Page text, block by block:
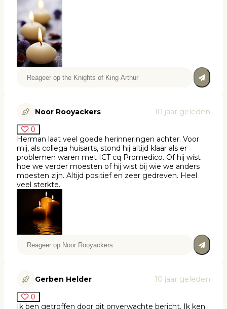
Noor Rooyackers 10 jaar geleden
0
Herman laat veel goede herinneringen achter. Voor
mij, als collega huisarts, stond hij altijd klaar als er
problemen waren met ICT cq Promedico. Of hij wist
hoe we verder moesten of hij wist bij wie we anders
moesten zijn. Altijd positief en zeer gedreven. Heel
veel sterkte.
Gerben Helder 10 jaar geleden
0
Ik ben getroffen door dit onverwachte bericht. Ik ken